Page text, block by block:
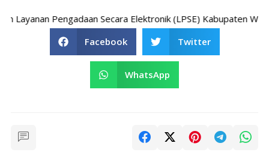
Pengadaan Secara Elektronik (LPSE) Kabupaten Wajo
Facebook
Twitter
WhatsApp